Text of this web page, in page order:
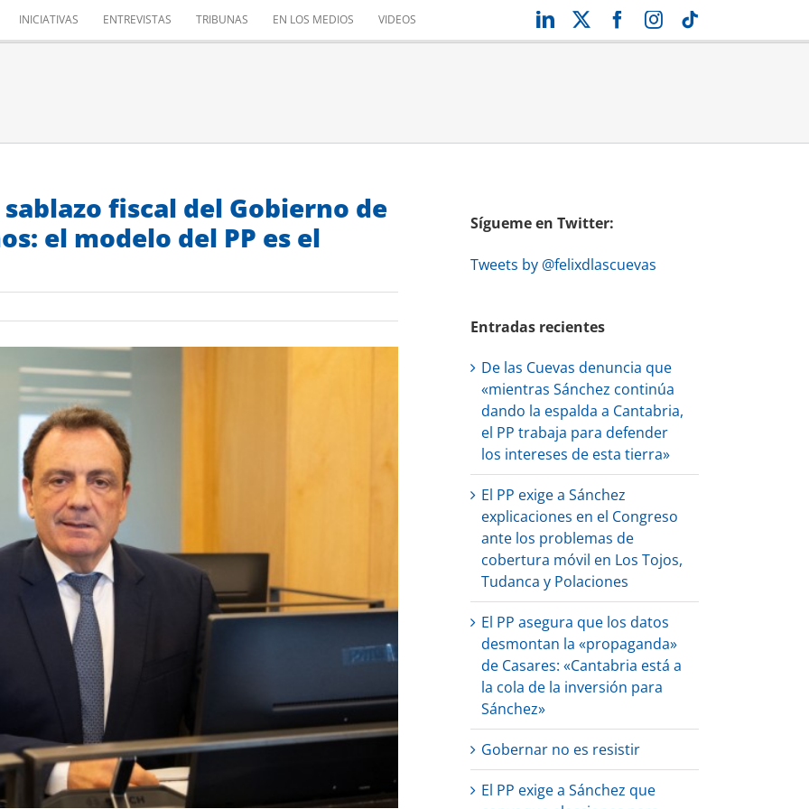
INICIATIVAS ENTREVISTAS TRIBUNAS EN LOS MEDIOS VIDEOS LinkedIn Facebook
Instagram
fiscal del Gobierno de
el modelo del PP es el
Sígueme en Twitter:
Tweets by @felixdlascuevas
Entradas recientes
De las Cuevas denuncia que
«mientras Sánchez continúa
dando la espalda a Cantabria,
el PP trabaja para defender
los intereses de esta tierra»
El PP exige a Sánchez
explicaciones en el Congreso
ante los problemas de
cobertura móvil en Los Tojos,
Tudanca y Polaciones
El PP asegura que los datos
desmontan la «propaganda»
de Casares: «Cantabria está a
la cola de la inversión para
Sánchez»
Gobernar no es resistir
El PP exige a Sánchez que